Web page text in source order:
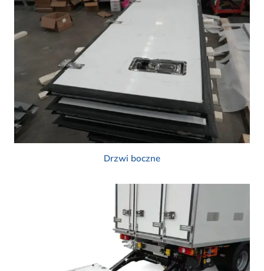
Drzwi boczne